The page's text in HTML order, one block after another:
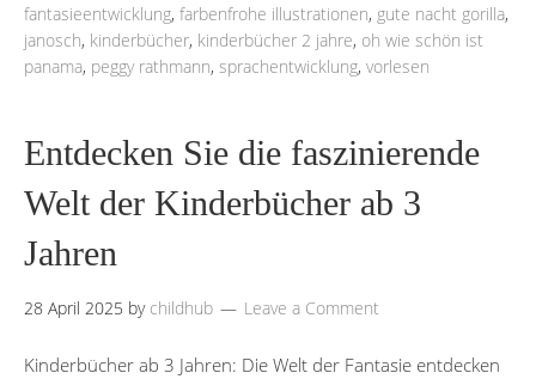
fantasieentwicklung, farbenfrohe illustrationen, gute nacht gorilla,
janosch, kinderbücher, kinderbücher 2 jahre, oh wie schön ist
panama, peggy rathmann, sprachentwicklung, vorlesen
Entdecken Sie die faszinierende
Welt der Kinderbücher ab 3
Jahren
28 April 2025 by childhub Leave a Comment
Kinderbücher ab 3 Jahren: Die Welt der Fantasie entdecken